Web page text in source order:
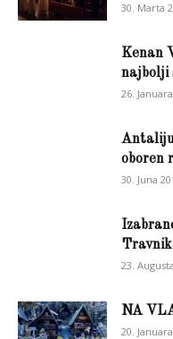
30. Marta
Kenan
najbolji
26.
Antaliju
oboren
30. Juna
23.
NA
20.